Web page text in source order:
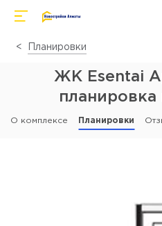
Планировки
ЖК Esentai
О комплексе Планировки